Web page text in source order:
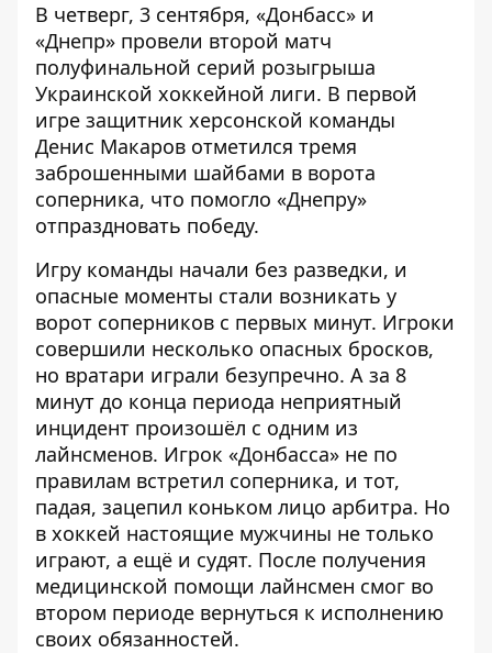
В четверг, 3 сентября, «Донбасс» и
«Днепр» провели второй матч
полуфинальной серий розыгрыша
Украинской хоккейной лиги. В первой
игре защитник херсонской команды
Денис Макаров отметился тремя
заброшенными шайбами в ворота
соперника, что помогло «Днепру»
отпраздновать победу.
Игру команды начали без разведки, и
опасные моменты стали возникать у
ворот соперников с первых минут. Игроки
совершили несколько опасных бросков,
но вратари играли безупречно. А за 8
минут до конца периода неприятный
инцидент произошёл с одним из
лайнсменов. Игрок «Донбасса» не по
правилам встретил соперника, и тот,
падая, зацепил коньком лицо арбитра. Но
в хоккей настоящие мужчины не только
играют, а ещё и судят. После получения
медицинской помощи лайнсмен смог во
втором периоде вернуться к исполнению
своих обязанностей.